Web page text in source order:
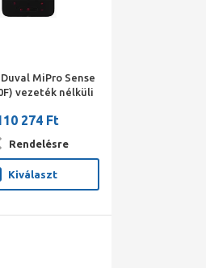
MiPro Sense
vezeték nélküli
274 Ft
Rendelésre
Kiválaszt